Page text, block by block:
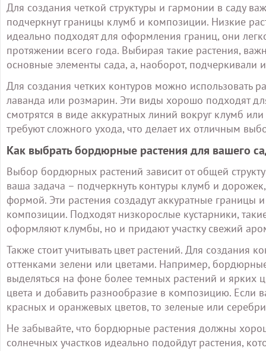
Для создания четкой структуры и гармонии в саду
подчеркнут границы клумб и композиции. Низкие
идеально подходят для оформления границ, они
протяжении всего года. Выбирая такие растения,
основные элементы сада, а, наоборот, подчеркивали
Для создания четких контуров можно использовать
лаванда или розмарин. Эти виды хорошо подходят
смотрятся в виде аккуратных линий вокруг клумб
требуют сложного ухода, что делает их отличным
Как выбрать бордюрные растения для вашего
Выбор бордюрных растений зависит от общей
ваша задача – подчеркнуть контуры клумб и
формой. Эти растения создадут аккуратные границы
композиции. Подходят низкорослые кустарники,
оформляют клумбы, но и придают участку свежий
Также стоит учитывать цвет растений. Для создания
оттенками зелени или цветами. Например,
выделяться на фоне более темных растений и ярких
цвета и добавить разнообразие в композицию. Если
красных и оранжевых цветов, то зеленые или
Не забывайте, что бордюрные растения должны
солнечных участков идеально подойдут растения,